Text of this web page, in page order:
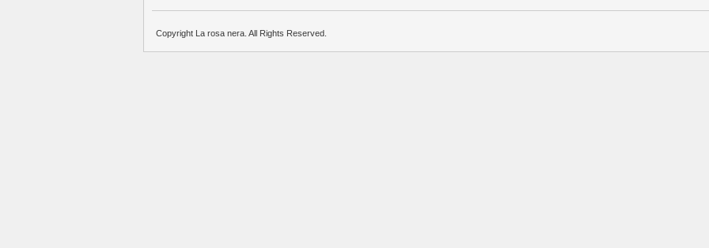
Copyright La rosa nera. All Rights Reserved.